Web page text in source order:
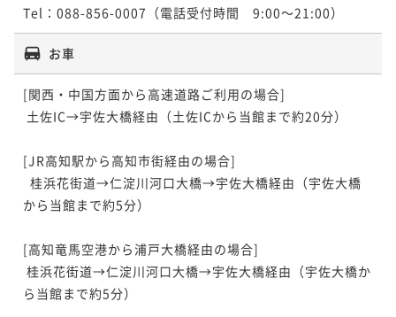
Tel：088-856-0007（電話受付時間　9:00～21:00）
お車
[関西・中国方面から高速道路ご利用の場合]
[JR高知駅から高知市街経由の場合]
から当館まで約5分）
[高知竜馬空港から浦戸大橋経由の場合]
ら当館まで約5分）